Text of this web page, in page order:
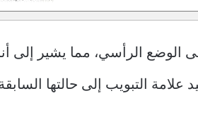
الوضع الرأسي، مما يشير إلى
التبويب إلى حالتها